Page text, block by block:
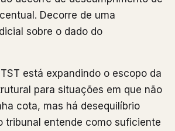
Decorre de uma
sobre o dado do
está expandindo o escopo da
para situações em que não
cota, mas há desequilíbrio
tribunal entende como suficiente